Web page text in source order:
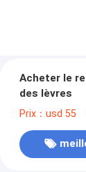
Acheter le
des lèvres
Prix：usd 55